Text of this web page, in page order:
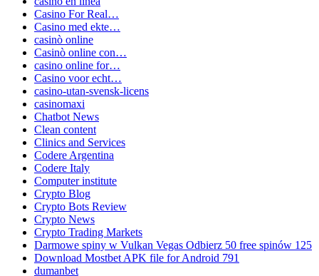
Casino For Real…
Casino med ekte…
casinò online
Casinò online con…
casino online for…
Casino voor echt…
casino-utan-svensk-licens
casinomaxi
Chatbot News
Clean content
Clinics and Services
Codere Argentina
Codere Italy
Computer institute
Crypto Blog
Crypto Bots Review
Crypto News
Crypto Trading Markets
Darmowe spiny w Vulkan Vegas Odbierz 50 free spinów 125
Download Mostbet APK file for Android 791
dumanbet